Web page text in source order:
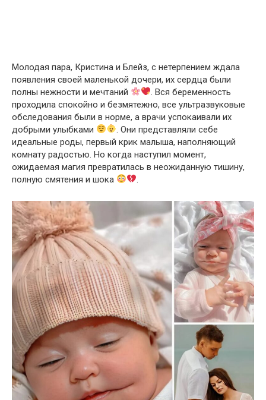
Молодая пара, Кристина и Блейз, с нетерпением ждала
появления своей маленькой дочери, их сердца были
полны нежности и мечтаний
. Вся беременность
проходила спокойно и безмятежно, все ультразвуковые
обследования были в норме, а врачи успокаивали их
добрыми улыбками
. Они представляли себе
идеальные роды, первый крик малыша, наполняющий
комнату радостью. Но когда наступил момент,
ожидаемая магия превратилась в неожиданную тишину,
полную смятения и шока
.